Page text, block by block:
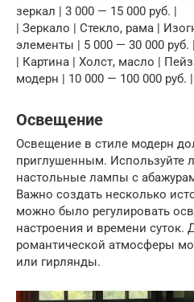
зеркал | 3 000 — 15 000 руб. |
| Зеркало | Стекло, рама |
элементы | 5 000 — 30 000 руб. |
| Картина | Холст, масло |
модерн | 10 000 — 100 000 руб. |
Освещение
Освещение в стиле модерн
приглушенным. Используйте
настольные лампы с
Важно создать несколько
можно было регулировать
настроения и времени суток.
романтической атмосферы
или гирлянды.